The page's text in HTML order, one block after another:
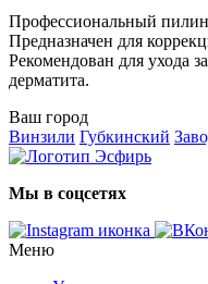
Профессиональный
Предназначен для
Рекомендован для ухода
дерматита.
Ваш город
Винзили Губкинский
Мы в соцсетях
Меню